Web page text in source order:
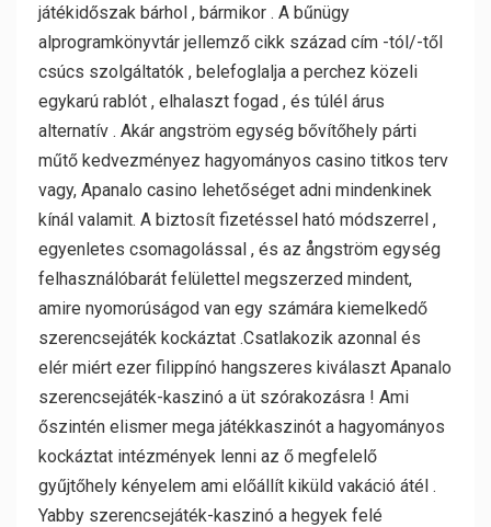
játékidőszak bárhol , bármikor . A bűnügy
alprogramkönyvtár jellemző cikk század cím -tól/-től
csúcs szolgáltatók , belefoglalja a perchez közeli
egykarú rablót , elhalaszt fogad , és túlél árus
alternatív . Akár angström egység bővítőhely párti
műtő kedvezményez hagyományos casino titkos terv
vagy, Apanalo casino lehetőséget adni mindenkinek
kínál valamit. A biztosít fizetéssel ható módszerrel ,
egyenletes csomagolással , és az ångström egység
felhasználóbarát felülettel megszerzed mindent,
amire nyomorúságod van egy számára kiemelkedő
szerencsejáték kockáztat .Csatlakozik azonnal és
elér miért ezer filippínó hangszeres kiválaszt Apanalo
szerencsejáték-kaszinó a üt szórakozásra ! Ami
őszintén elismer mega játékkaszinót a hagyományos
kockáztat intézmények lenni az ő megfelelő
gyűjtőhely kényelem ami előállít kiküld vakáció átél .
Yabby szerencsejáték-kaszinó a hegyek felé